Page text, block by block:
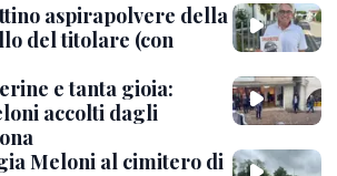
aspirapolvere della
del titolare (con
e tanta gioia:
accolti dagli
Meloni al cimitero di